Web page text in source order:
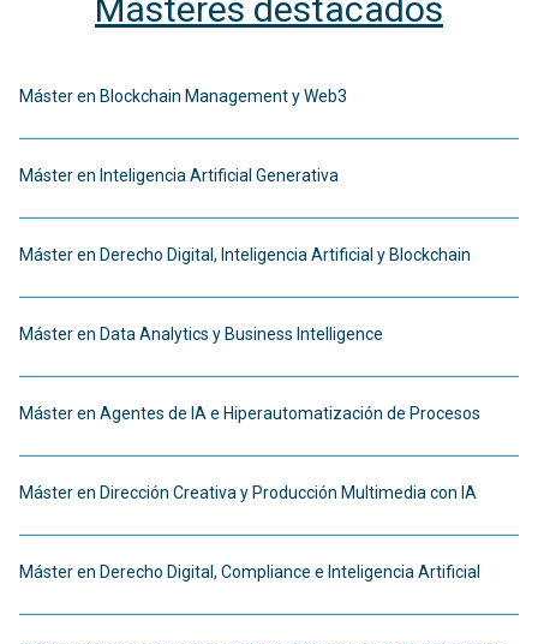
Másteres destacados
Máster en Blockchain Management y Web3
Máster en Inteligencia Artificial Generativa
Máster en Derecho Digital, Inteligencia Artificial y Blockchain
Máster en Data Analytics y Business Intelligence
Máster en Agentes de IA e Hiperautomatización de Procesos
Máster en Dirección Creativa y Producción Multimedia con IA
Máster en Derecho Digital, Compliance e Inteligencia Artificial